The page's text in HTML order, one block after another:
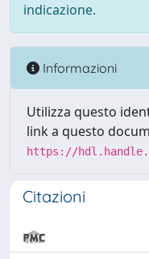
indicazione.
Informazioni
Utilizza questo
link a questo
https://
Citazioni